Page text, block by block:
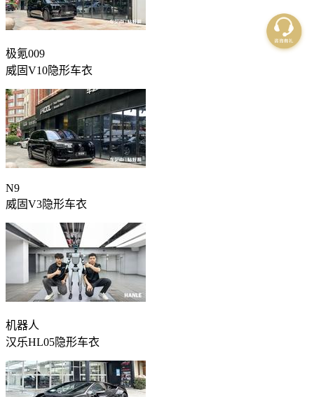
极氪009
威固V10隐形车衣
N9
威固V3隐形车衣
机器人
汉乐HL05隐形车衣